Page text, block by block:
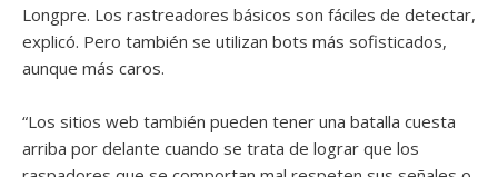
Longpre. Los rastreadores básicos son fáciles de detectar,
explicó. Pero también se utilizan bots más sofisticados,
aunque más caros.
“Los sitios web también pueden tener una batalla cuesta
arriba por delante cuando se trata de lograr que los